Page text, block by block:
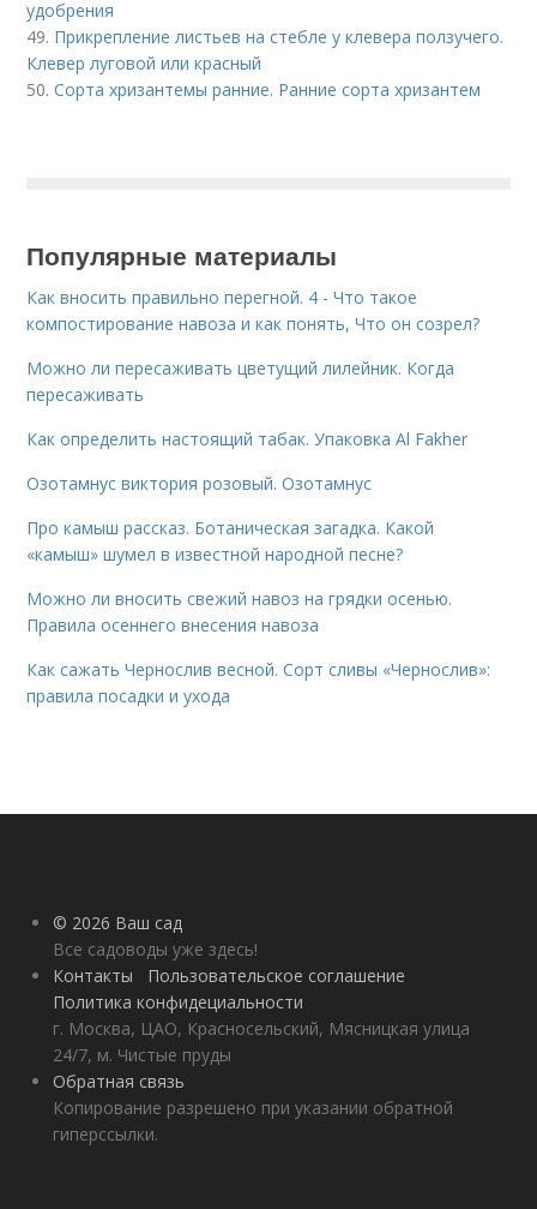
удобрения
49. Прикрепление листьев на стебле у клевера ползучего.
Клевер луговой или красный
50.Сорта хризантемы ранние. Ранние сорта хризантем
Популярные материалы
Как вносить правильно перегной. 4 - Что такое
компостирование навоза и как понять, Что он созрел?
Можно ли пересаживать цветущий лилейник. Когда
пересаживать
Как определить настоящий табак. Упаковка Al Fakher
Озотамнус виктория розовый. Озотамнус
Про камыш рассказ. Ботаническая загадка. Какой
«камыш» шумел в известной народной песне?
Можно ли вносить свежий навоз на грядки осенью.
Правила осеннего внесения навоза
Как сажать Чернослив весной. Сорт сливы «Чернослив»:
правила посадки и ухода
© 2026 Ваш сад
Все садоводы уже здесь!
Контакты
Пользовательское соглашение
Политика конфидециальности
г. Москва, ЦАО, Красносельский, Мясницкая улица
24/7, м. Чистые пруды
Обратная связь
Копирование разрешено при указании обратной
гиперссылки.